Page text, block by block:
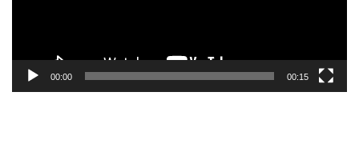
00:00 00:15